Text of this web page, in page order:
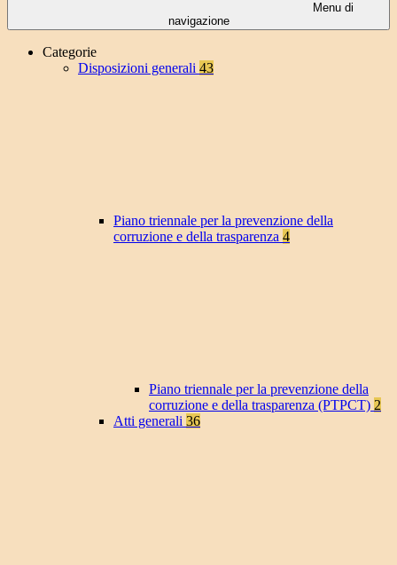
Menu di
navigazione
Categorie
Disposizioni generali 43
Piano triennale per la prevenzione della
corruzione e della trasparenza 4
Piano triennale per la prevenzione della
corruzione e della trasparenza (PTPCT) 2
Atti generali 36